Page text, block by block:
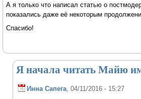
А я только что написал статью о
показались даже её некоторым
Спасибо!
Я начала читать Майю
Инна Сапега, 04/11/2016 - 15:27